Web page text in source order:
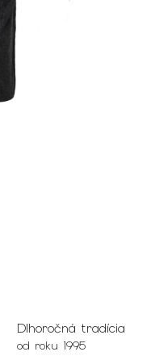
Dlhoročná tradícia
od roku 1995